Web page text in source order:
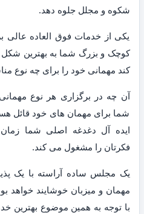
شکوه و مجلل جلوه دهد.
یکی از خدمات فوق العاده عالی
کوچک و بزرگ شما به بهترین
کند مهمانی خود را برای چه نوع
آن چه در برگزاری هر نوع
شما برای مهمان های خود قائل
ایده آل دغدغه اصلی شما
فکرتان را مشغول می کند.
یک مجلس ساده آراسته با یک
مهمان و میزبان خوشایند خواهد
با توجه به همین موضوع بهترین